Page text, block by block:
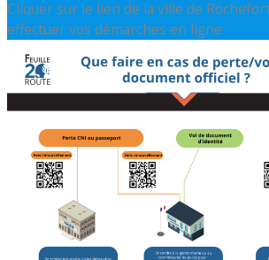
Cliquer sur le lien de la ville de
effectuer vos démarches en ligne